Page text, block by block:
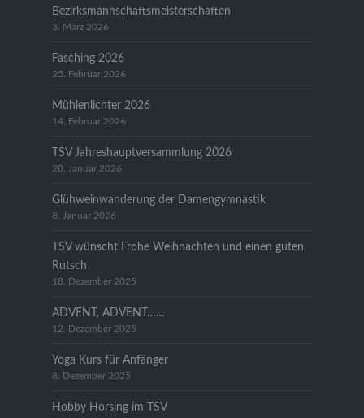
Bezirksmannschaftsmeisterschaften
3. März 2026
Fasching 2026
25. Februar 2026
Mühlenlichter 2026
14. Februar 2026
TSV Jahreshauptversammlung 2026
28. Januar 2026
Glühweinwanderung der Damengymnastik
8. Januar 2026
TSV wünscht Frohe Weihnachten und einen guten
Rutsch
18. Dezember 2025
ADVENT, ADVENT……
12. Dezember 2025
Yoga Kurs für Anfänger
8. Dezember 2025
Hobby Horsing im TSV